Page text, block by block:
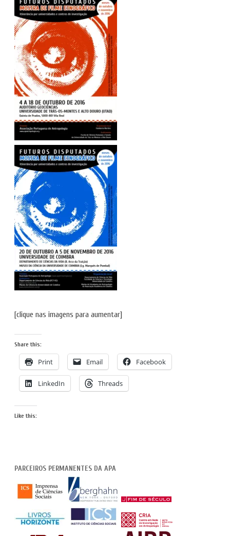
[clique nas imagens para aumentar]
Share this:
Print Email Facebook
LinkedIn Threads
Like this:
PARCEIROS PERMANENTES DA APA